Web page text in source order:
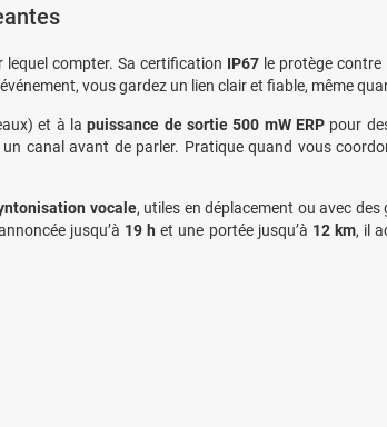
lequel compter. Sa certification IP67le protège contre
vous gardez un lien clair et fiable, même
et à lapuissance de sortie 500 mW ERP pour
canal avant de parler. Pratique quand vous
vocale, utiles en déplacement ou avec des
jusqu’à 19 h et une portée jusqu’à 12 km, il